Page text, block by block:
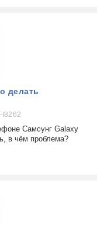
делать
I8262
Самсунг Galaxy
в чём проблема?